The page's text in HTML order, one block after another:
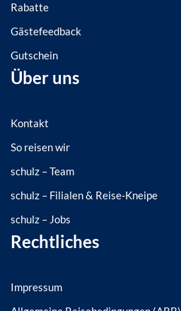
Rabatte
Gästefeedback
Gutschein
Über uns
Kontakt
So reisen wir
schulz – Team
schulz – Filialen & Reise-Kneipe
schulz – Jobs
Rechtliches
Impressum